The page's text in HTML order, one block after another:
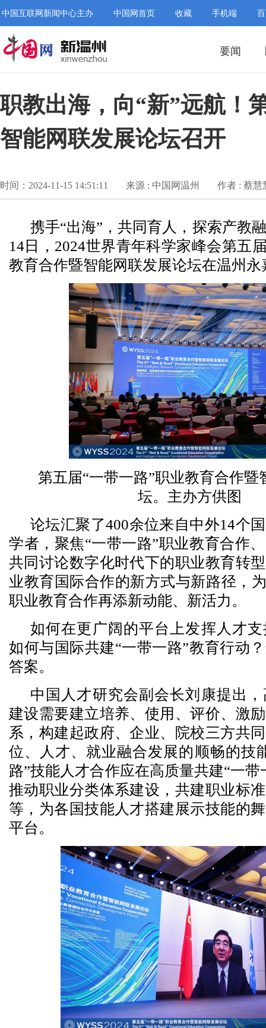
中国互联网新闻中心主办 中国网首页 收藏 手机端
要闻
职教出海，向“新”远航！
智能网联发展论坛召开
时间：2024-11-15 14:51:11 来源 : 中国网温州 作者 : 蔡慧
携手“出海”，共同育人，探索产教
14日，2024世界青年科学家峰会第五
教育合作暨智能网联发展论坛在温州永
第五届“一带一路”职业教育合作暨
坛。主办方供图
论坛汇聚了400余位来自中外14个
学者，聚焦“一带一路”职业教育合作
共同讨论数字化时代下的职业教育转
业教育国际合作的新方式与新路径，
职业教育合作再添新动能、新活力。
如何在更广阔的平台上发挥人才
如何与国际共建“一带一路”教育行动
答案。
中国人才研究会副会长刘康提出
建设需要建立培养、使用、评价、激
系，构建起政府、企业、院校三方共
位、人才、就业融合发展的顺畅的技
路”技能人才合作应在高质量共建“一带
推动职业分类体系建设，共建职业标
等，为各国技能人才搭建展示技能的
平台。